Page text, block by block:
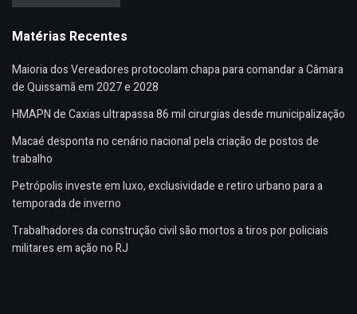
Matérias Recentes
Maioria dos Vereadores protocolam chapa para comandar a Câmara
de Quissamã em 2027 e 2028
HMAPN de Caxias ultrapassa 86 mil cirurgias desde municipalização
Macaé desponta no cenário nacional pela criação de postos de
trabalho
Petrópolis investe em luxo, exclusividade e retiro urbano para a
temporada de inverno
Trabalhadores da construção civil são mortos a tiros por policiais
militares em ação no RJ